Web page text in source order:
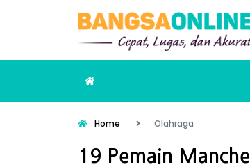
Home Olahraga
19 Pemain